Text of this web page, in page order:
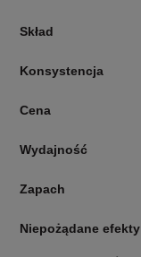
Skład
Konsystencja
Cena
Wydajność
Zapach
Niepożądane efekty